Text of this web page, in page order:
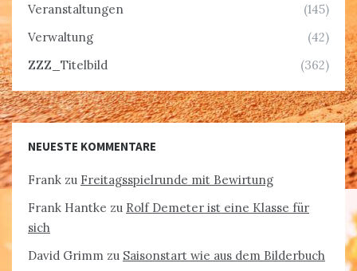
Veranstaltungen
(145)
Verwaltung
(42)
ZZZ_Titelbild
(362)
NEUESTE KOMMENTARE
Frank zu Freitagsspielrunde mit Bewirtung
Frank Hantke zu Rolf Demeter ist eine Klasse für
sich
David Grimm zu Saisonstart wie aus dem Bilderbuch